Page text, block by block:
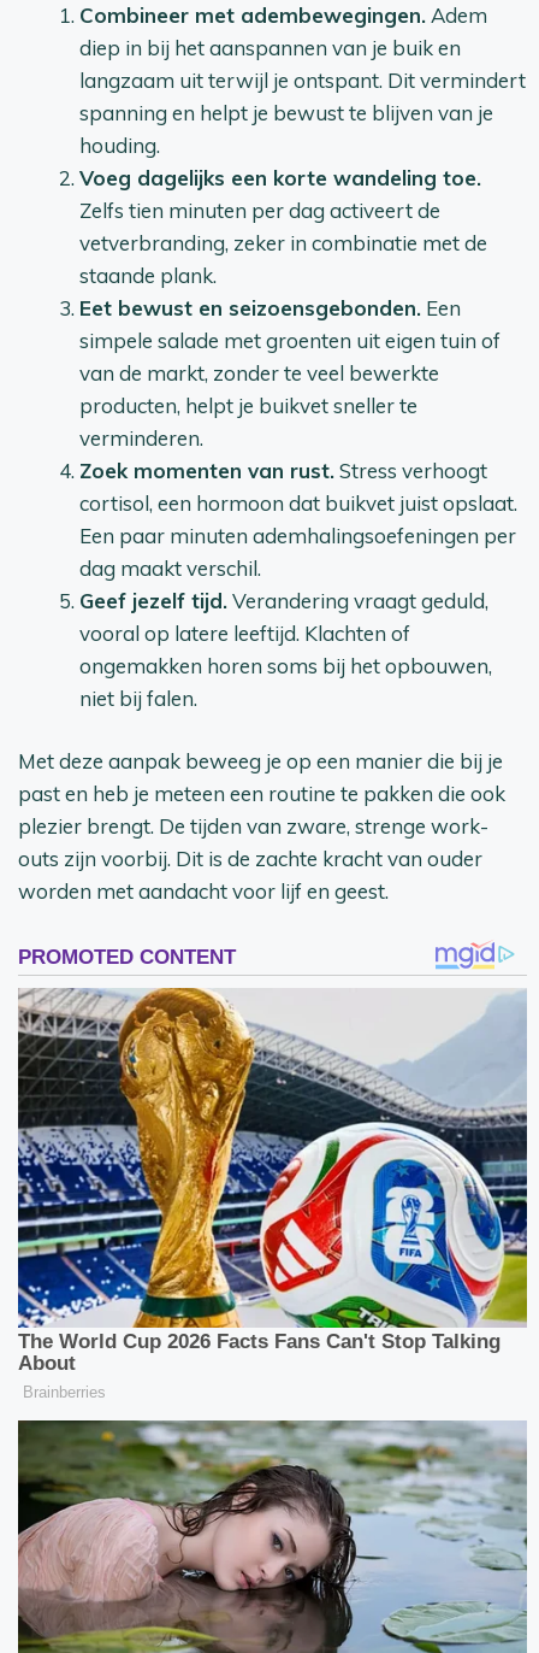
Combineer met adembewegingen. Adem
diep in bij het aanspannen van je buik en
langzaam uit terwijl je ontspant. Dit vermindert
spanning en helpt je bewust te blijven van je
houding.
Voeg dagelijks een korte wandeling toe.
Zelfs tien minuten per dag activeert de
vetverbranding, zeker in combinatie met de
staande plank.
Eet bewust en seizoensgebonden. Een
simpele salade met groenten uit eigen tuin of
van de markt, zonder te veel bewerkte
producten, helpt je buikvet sneller te
verminderen.
Zoek momenten van rust.Stress verhoogt
cortisol, een hormoon dat buikvet juist opslaat.
Een paar minuten ademhalingsoefeningen per
dag maakt verschil.
Geef jezelf tijd.Verandering vraagt geduld,
vooral op latere leeftijd. Klachten of
ongemakken horen soms bij het opbouwen,
niet bij falen.
Met deze aanpak beweeg je op een manier die bij je
past en heb je meteen een routine te pakken die ook
plezier brengt. De tijden van zware, strenge work-
outs zijn voorbij. Dit is de zachte kracht van ouder
worden met aandacht voor lijf en geest.